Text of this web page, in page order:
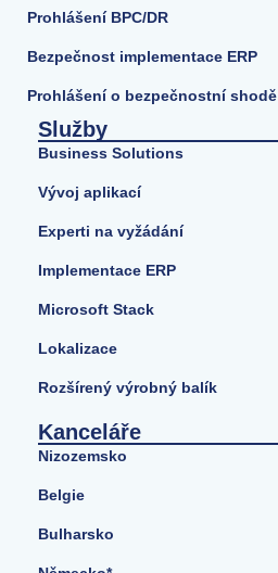
Prohlášení BPC/DR
Bezpečnost implementace ERP
Prohlášení o bezpečnostní shodě
Služby
Business Solutions
Vývoj aplikací
Experti na vyžádání
Implementace ERP
Microsoft Stack
Lokalizace
Rozšírený výrobný balík
Kanceláře
Nizozemsko
Belgie
Bulharsko